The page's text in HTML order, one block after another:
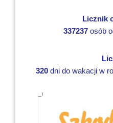
Licznik
337237osób
320 dni do wakacji w